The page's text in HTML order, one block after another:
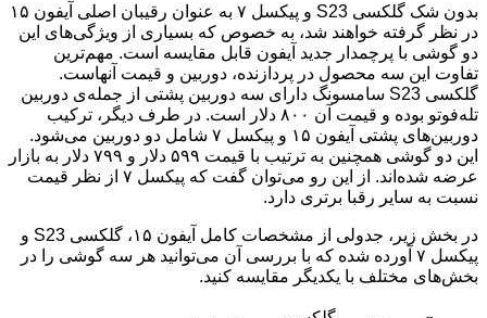
بدون شک گلکسی S23 و پیکسل ۷ به عنوان رقیبان اصلی آیفون ۱۵
در نظر گرفته خواهند شد، به خصوص که بسیاری از ویژگی‌های این
دو گوشی با پرچمدار جدید آیفون قابل مقایسه است. مهم‌ترین
تفاوت این سه محصول در پردازنده، دوربین و قیمت آنهاست.
گلکسی S23 سامسونگ دارای سه دوربین پشتی از جمله‌ی دوربین
تله‌فوتو بوده و قیمت آن ۸۰۰ دلار است. در طرف دیگر، ترکیب
دوربین‌های پشتی آیفون ۱۵ و پیکسل ۷ شامل دو دوربین می‌شود.
این دو گوشی همچنین به ترتیب با قیمت ۵۹۹ دلار و ۷۹۹ دلار به بازار
عرضه شده‌اند. از این رو می‌توان گفت که پیکسل ۷ از نظر قیمت
نسبت به سایر رقبا برتری دارد.
در بخش زیر، جدولی از مشخصات کامل آیفون ۱۵، گلکسی S23 و
پیکسل ۷ آورده شده که با بررسی آن می‌توانید هر سه گوشی را در
بخش‌های مختلف با یکدیگر مقایسه کنید.